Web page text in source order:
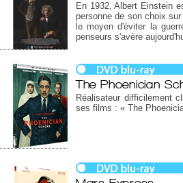
En 1932, Albert Einstein
personne de son choix
le moyen d'éviter la
penseurs s'avère
The Phoenician
Réalisateur difficilement
ses films : « The